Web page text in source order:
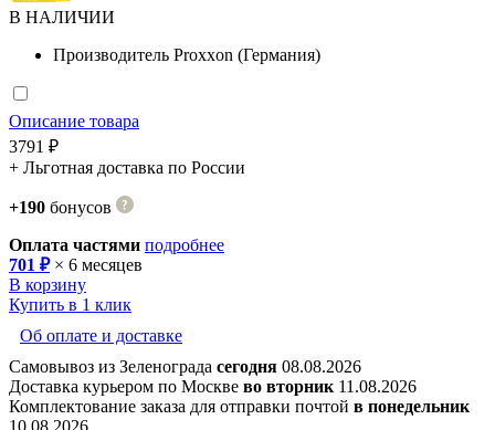
В НАЛИЧИИ
Производитель Proxxon (Германия)
Описание товара
3791 ₽
+ Льготная доставка по России
+190 бонусов
Оплата частями подробнее
701 ₽× 6 месяцев
В корзину
Купить в 1 клик
Об оплате и доставке
Самовывоз из Зеленограда сегодня 08.08.2026
Доставка курьером по Москве во вторник 11.08.2026
Комплектование заказа для отправки почтой в понедельник
10.08.2026